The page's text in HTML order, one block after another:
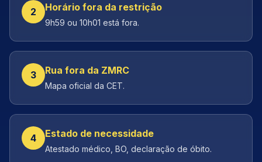
2 Horário fora da restrição
9h59 ou 10h01 está fora.
3 Rua fora da ZMRC
Mapa oficial da CET.
4 Estado de necessidade
Atestado médico, BO, declaração de óbito.